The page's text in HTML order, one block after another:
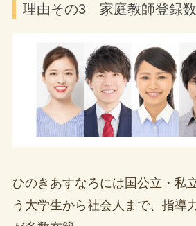
理由その3 家庭教師登録
ひのきあすなろには国公立・私
う大学生から社会人まで、指導